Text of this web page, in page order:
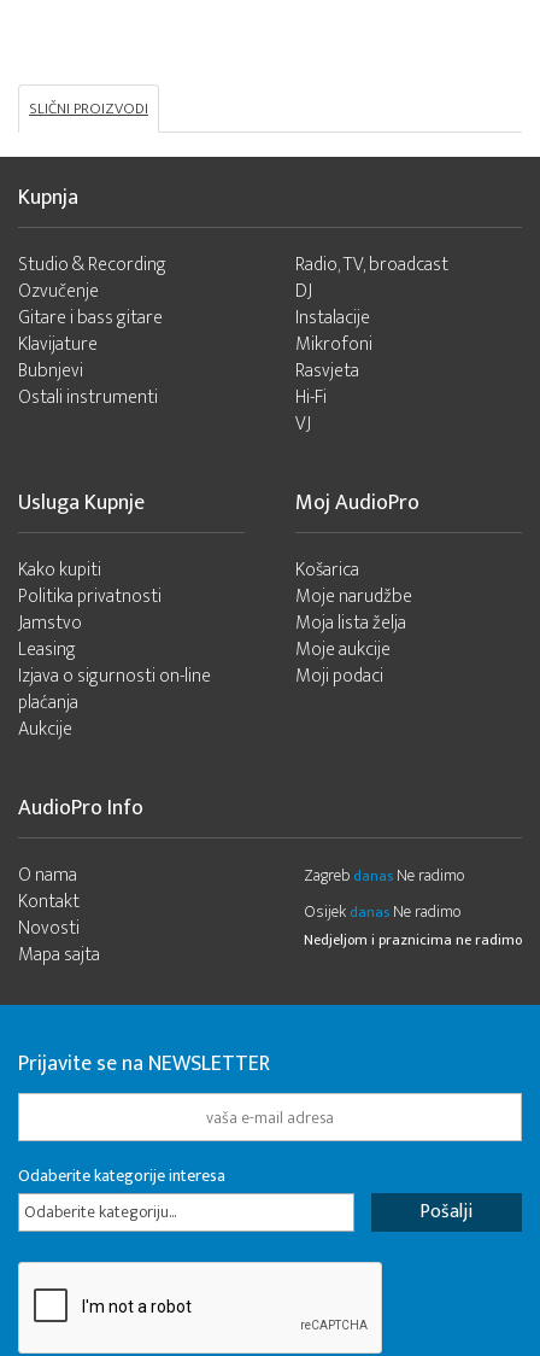
SLIČNI PROIZVODI
Kupnja
Studio & Recording
Ozvučenje
Gitare i bass gitare
Klavijature
Bubnjevi
Ostali instrumenti
Radio, TV, broadcast
DJ
Instalacije
Mikrofoni
Rasvjeta
Hi-Fi
VJ
Usluga Kupnje
Kako kupiti
Politika privatnosti
Jamstvo
Leasing
Izjava o sigurnosti on-line
plaćanja
Aukcije
Moj AudioPro
Košarica
Moje narudžbe
Moja lista želja
Moje aukcije
Moji podaci
AudioPro Info
O nama
Kontakt
Novosti
Mapa sajta
Zagreb danas Ne radimo
Osijek danas Ne radimo
Nedjeljom i praznicima ne radimo
Prijavite se na NEWSLETTER
Odaberite kategorije interesa
Odaberite kategoriju...